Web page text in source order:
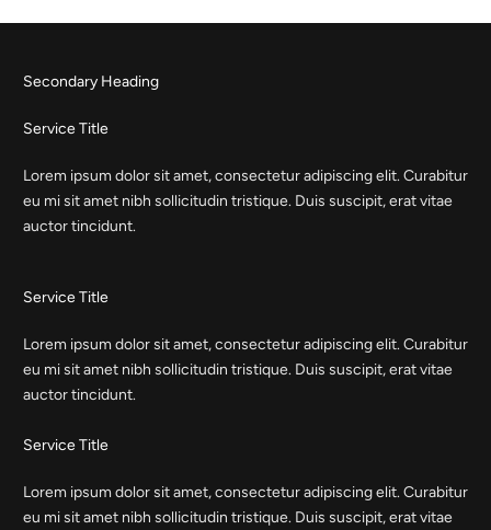
Secondary Heading
Service Title
Lorem ipsum dolor sit amet, consectetur adipiscing elit. Curabitur
eu mi sit amet nibh sollicitudin tristique. Duis suscipit, erat vitae
auctor tincidunt.
Service Title
Lorem ipsum dolor sit amet, consectetur adipiscing elit. Curabitur
eu mi sit amet nibh sollicitudin tristique. Duis suscipit, erat vitae
auctor tincidunt.
Service Title
Lorem ipsum dolor sit amet, consectetur adipiscing elit. Curabitur
eu mi sit amet nibh sollicitudin tristique. Duis suscipit, erat vitae